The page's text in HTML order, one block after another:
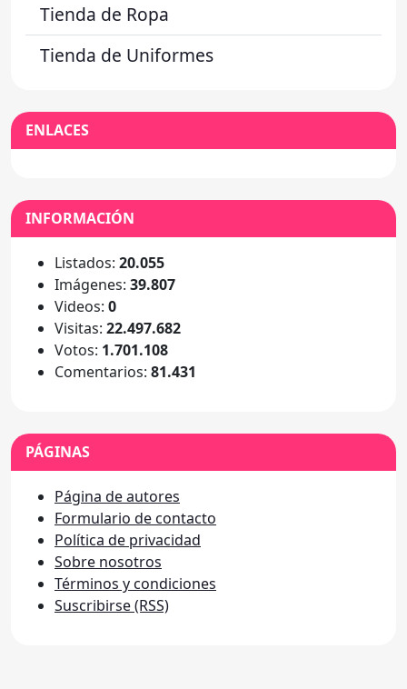
Tienda de Ropa
Tienda de Uniformes
ENLACES
INFORMACIÓN
Listados: 20.055
Imágenes: 39.807
Videos: 0
Visitas: 22.497.682
Votos: 1.701.108
Comentarios: 81.431
PÁGINAS
Página de autores
Formulario de contacto
Política de privacidad
Sobre nosotros
Términos y condiciones
Suscribirse (RSS)